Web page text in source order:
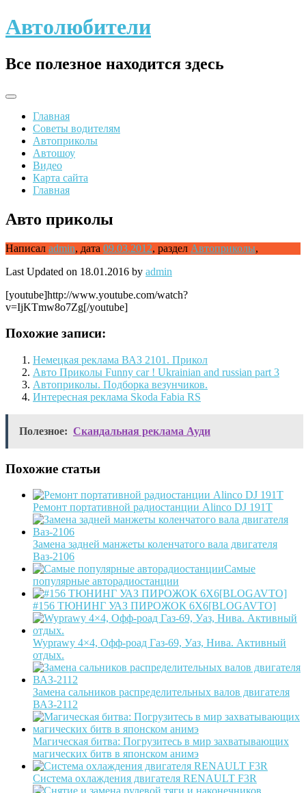
Skip
to
Автолюбители
Все полезное находится здесь
Главная
Советы водителям
Автоприколы
Автошоу
Видео
Карта сайта
Главная
Авто приколы
Написал admin, дата 09.03.2012, раздел Автоприколы,
Last Updated on 18.01.2016 by admin
[youtube]http://www.youtube.com/watch?
v=IjKTmw8o7Zg[/youtube]
Похожие записи:
Немецкая реклама ВАЗ 2101. Прикол
Авто Приколы Funny car ! Ukrainian and russian part 3
Автоприколы. Подборка везунчиков.
Интересная реклама Skoda Fabia RS
Полезное: Скандальная реклама Ауди
Похожие статьи
Ремонт портативной радиостанции Alinco DJ 191T
Замена задней манжеты коленчатого вала двигателя
Ваз-2106
Самые
популярные авторадиостанции
#156 ТЮНИНГ УАЗ ПИРОЖОК 6Х6[BLOGAVTO]
Wyprawy 4×4, Офф-роад Газ-69, Уаз, Нива. Активный
отдых.
Замена сальников распределительных валов двигателя
ВАЗ-2112
Магическая битва: Погрузитесь в мир захватывающих
магических битв в японском анимэ
Система охлаждения двигателя RENAULT F3R